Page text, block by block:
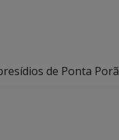
de Ponta Porã